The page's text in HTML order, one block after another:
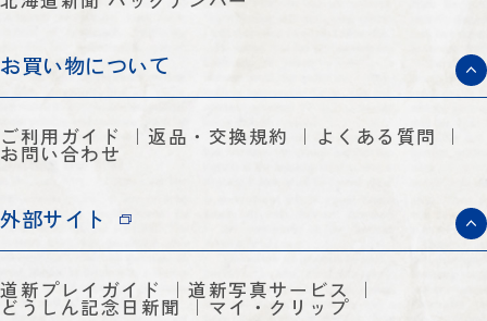
お買い物について
ご利用ガイド 返品・交換規約 よくある質問
お問い合わせ
外部サイト
道新プレイガイド 道新写真サービス
どうしん記念日新聞 マイ・クリップ